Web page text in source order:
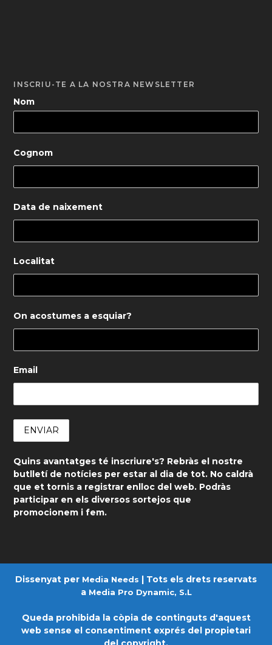
INSCRIU-TE A LA NOSTRA NEWSLETTER
Nom
Cognom
Data de naixement
Localitat
On acostumes a esquiar?
Email
Quins avantatges té inscriure's? Rebràs el nostre
butlletí de notícies per estar al dia de tot. No caldrà
que et tornis a registrar enlloc del web. Podràs
participar en els diversos sortejos que
promocionem i fem.
Dissenyat per Media Needs | Tots els drets reservats
a Media Pro Dynamic, S.L
Queda prohibida la còpia de continguts d'aquest
web sense el consentiment exprés del propietari